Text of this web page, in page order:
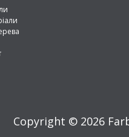
увагу при
до вологи— важлива для
Copyright © 2026